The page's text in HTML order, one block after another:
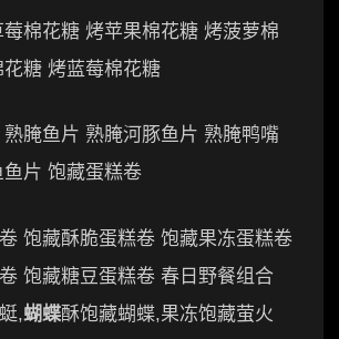
棉花糖 烤苹果棉花糖 烤菠萝棉
糖 烤蓝莓棉花糖
腌鱼片 熟腌河豚鱼片 熟腌鸭嘴
片 饱藏蛋糕卷
饱藏酥脆蛋糕卷 饱藏果冻蛋糕卷
饱藏糖豆蛋糕卷 春日野餐组合
,蝴蝶酥饱藏蝴蝶,果冻饱藏萤火